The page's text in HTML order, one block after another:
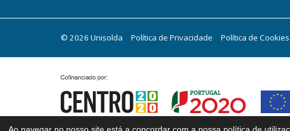
© 2026 Unisolda Política de Privacidade Política de Cookies